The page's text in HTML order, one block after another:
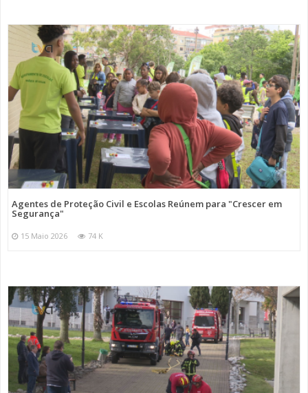
Agentes de Proteção Civil e Escolas Reúnem para "Crescer em
Segurança"
15 Maio 2026 74 K